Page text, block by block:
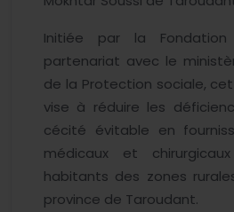
Initiée par la
partenariat avec le
de la Protection sociale,
vise à réduire les
cécité évitable en
médicaux et
habitants des zones
province de Taroudant.